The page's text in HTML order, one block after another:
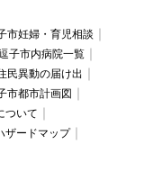
市妊婦・育児相談
子市内病院一覧
民異動の届け出
市都市計画図
ついて
ザードマップ